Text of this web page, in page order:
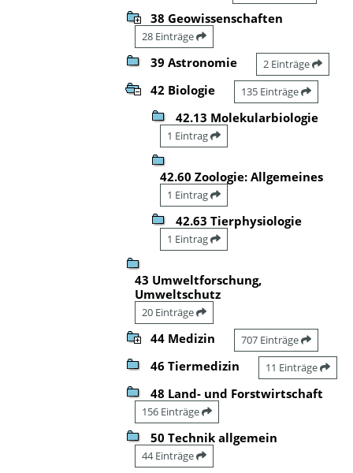
38 Geowissenschaften
28 Einträge
39 Astronomie 2 Einträge
42 Biologie 135 Einträge
42.13 Molekularbiologie
1 Eintrag
42.60 Zoologie: Allgemeines
1 Eintrag
42.63 Tierphysiologie
1 Eintrag
43 Umweltforschung,
Umweltschutz
20 Einträge
44 Medizin 707 Einträge
46 Tiermedizin 11 Einträge
48 Land- und Forstwirtschaft
156 Einträge
50 Technik allgemein
44 Einträge